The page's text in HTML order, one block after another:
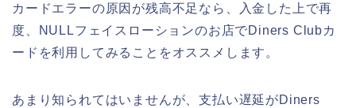
カードエラーの原因が残高不足なら、入金した上で再
度、NULLフェイスローションのお店でDiners Clubカ
ードを利用してみることをオススメします。
あまり知られてはいませんが、支払い遅延がDiners